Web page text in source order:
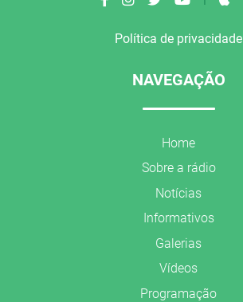
Política de privacidade
NAVEGAÇÃO
Home
Sobre a rádio
Notícias
Informativos
Galerias
Vídeos
Programação